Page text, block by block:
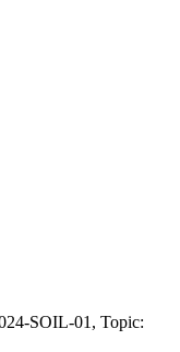
SOIL-01, Topic: